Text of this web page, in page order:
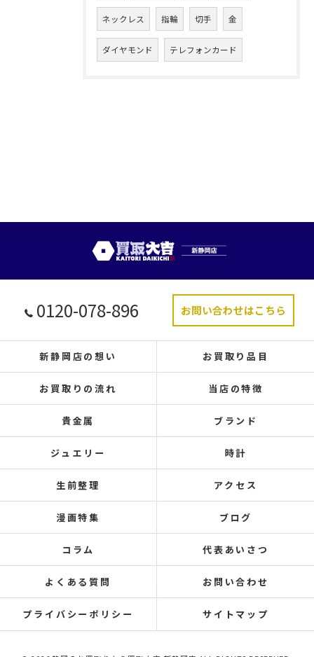
ネックレス 指輪 切手 金
ダイヤモンド テレフォンカード
0120-078-896 お問い合わせはこちら
新静岡店の想い お買取り品目
お買取りの流れ 当店の特徴
貴金属 ブランド
ジュエリー 時計
生前整理 アクセス
漫画特集 ブログ
コラム 代表あいさつ
よくある質問 お問い合わせ
プライバシーポリシー サイトマップ